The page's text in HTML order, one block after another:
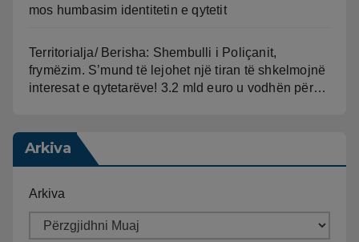
mos humbasim identitetin e qytetit
Territorialja/ Berisha: Shembulli i Poliçanit,
frymëzim. S’mund të lejohet një tiran të shkelmojnë
interesat e qytetarëve! 3.2 mld euro u vodhën për…
Arkiva
Arkiva